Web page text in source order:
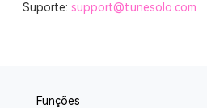
Suporte: support@tunesolo.com
Funções